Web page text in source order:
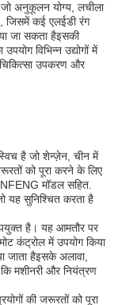
जो अनुकूलन योग्य, लचीला
जिसमें कई एलईडी रंग
जा सकता हैइसकी
विभिन्न उद्योगों में
उपकरण और
है जो शेन्ज़ेन, चीन में
को पूरा करने के लिए
मॉडल सहित.
यह सुनिश्चित करता है
है। यह आमतौर पर
कंट्रोल में उपयोग किया
जाता हैइसके अलावा,
मशीनरी और नियंत्रण
की जरूरतों को पूरा